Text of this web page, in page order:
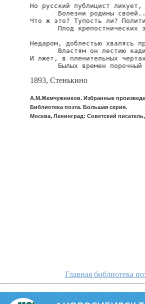
Но русский публицист ликует,
Болезни родины
Что ж это? Тупость ли?
Плод крепостнических
Недаром, доблестью хвалясь
Властям он лестию
И лжет, в пленительных
Былых времен порочный
1893, Стенькино
А.М.Жемчужников. Избранные
Библиотека поэта. Большая серия.
Москва, Ленинград: Советский писатель,
Главная библиотека